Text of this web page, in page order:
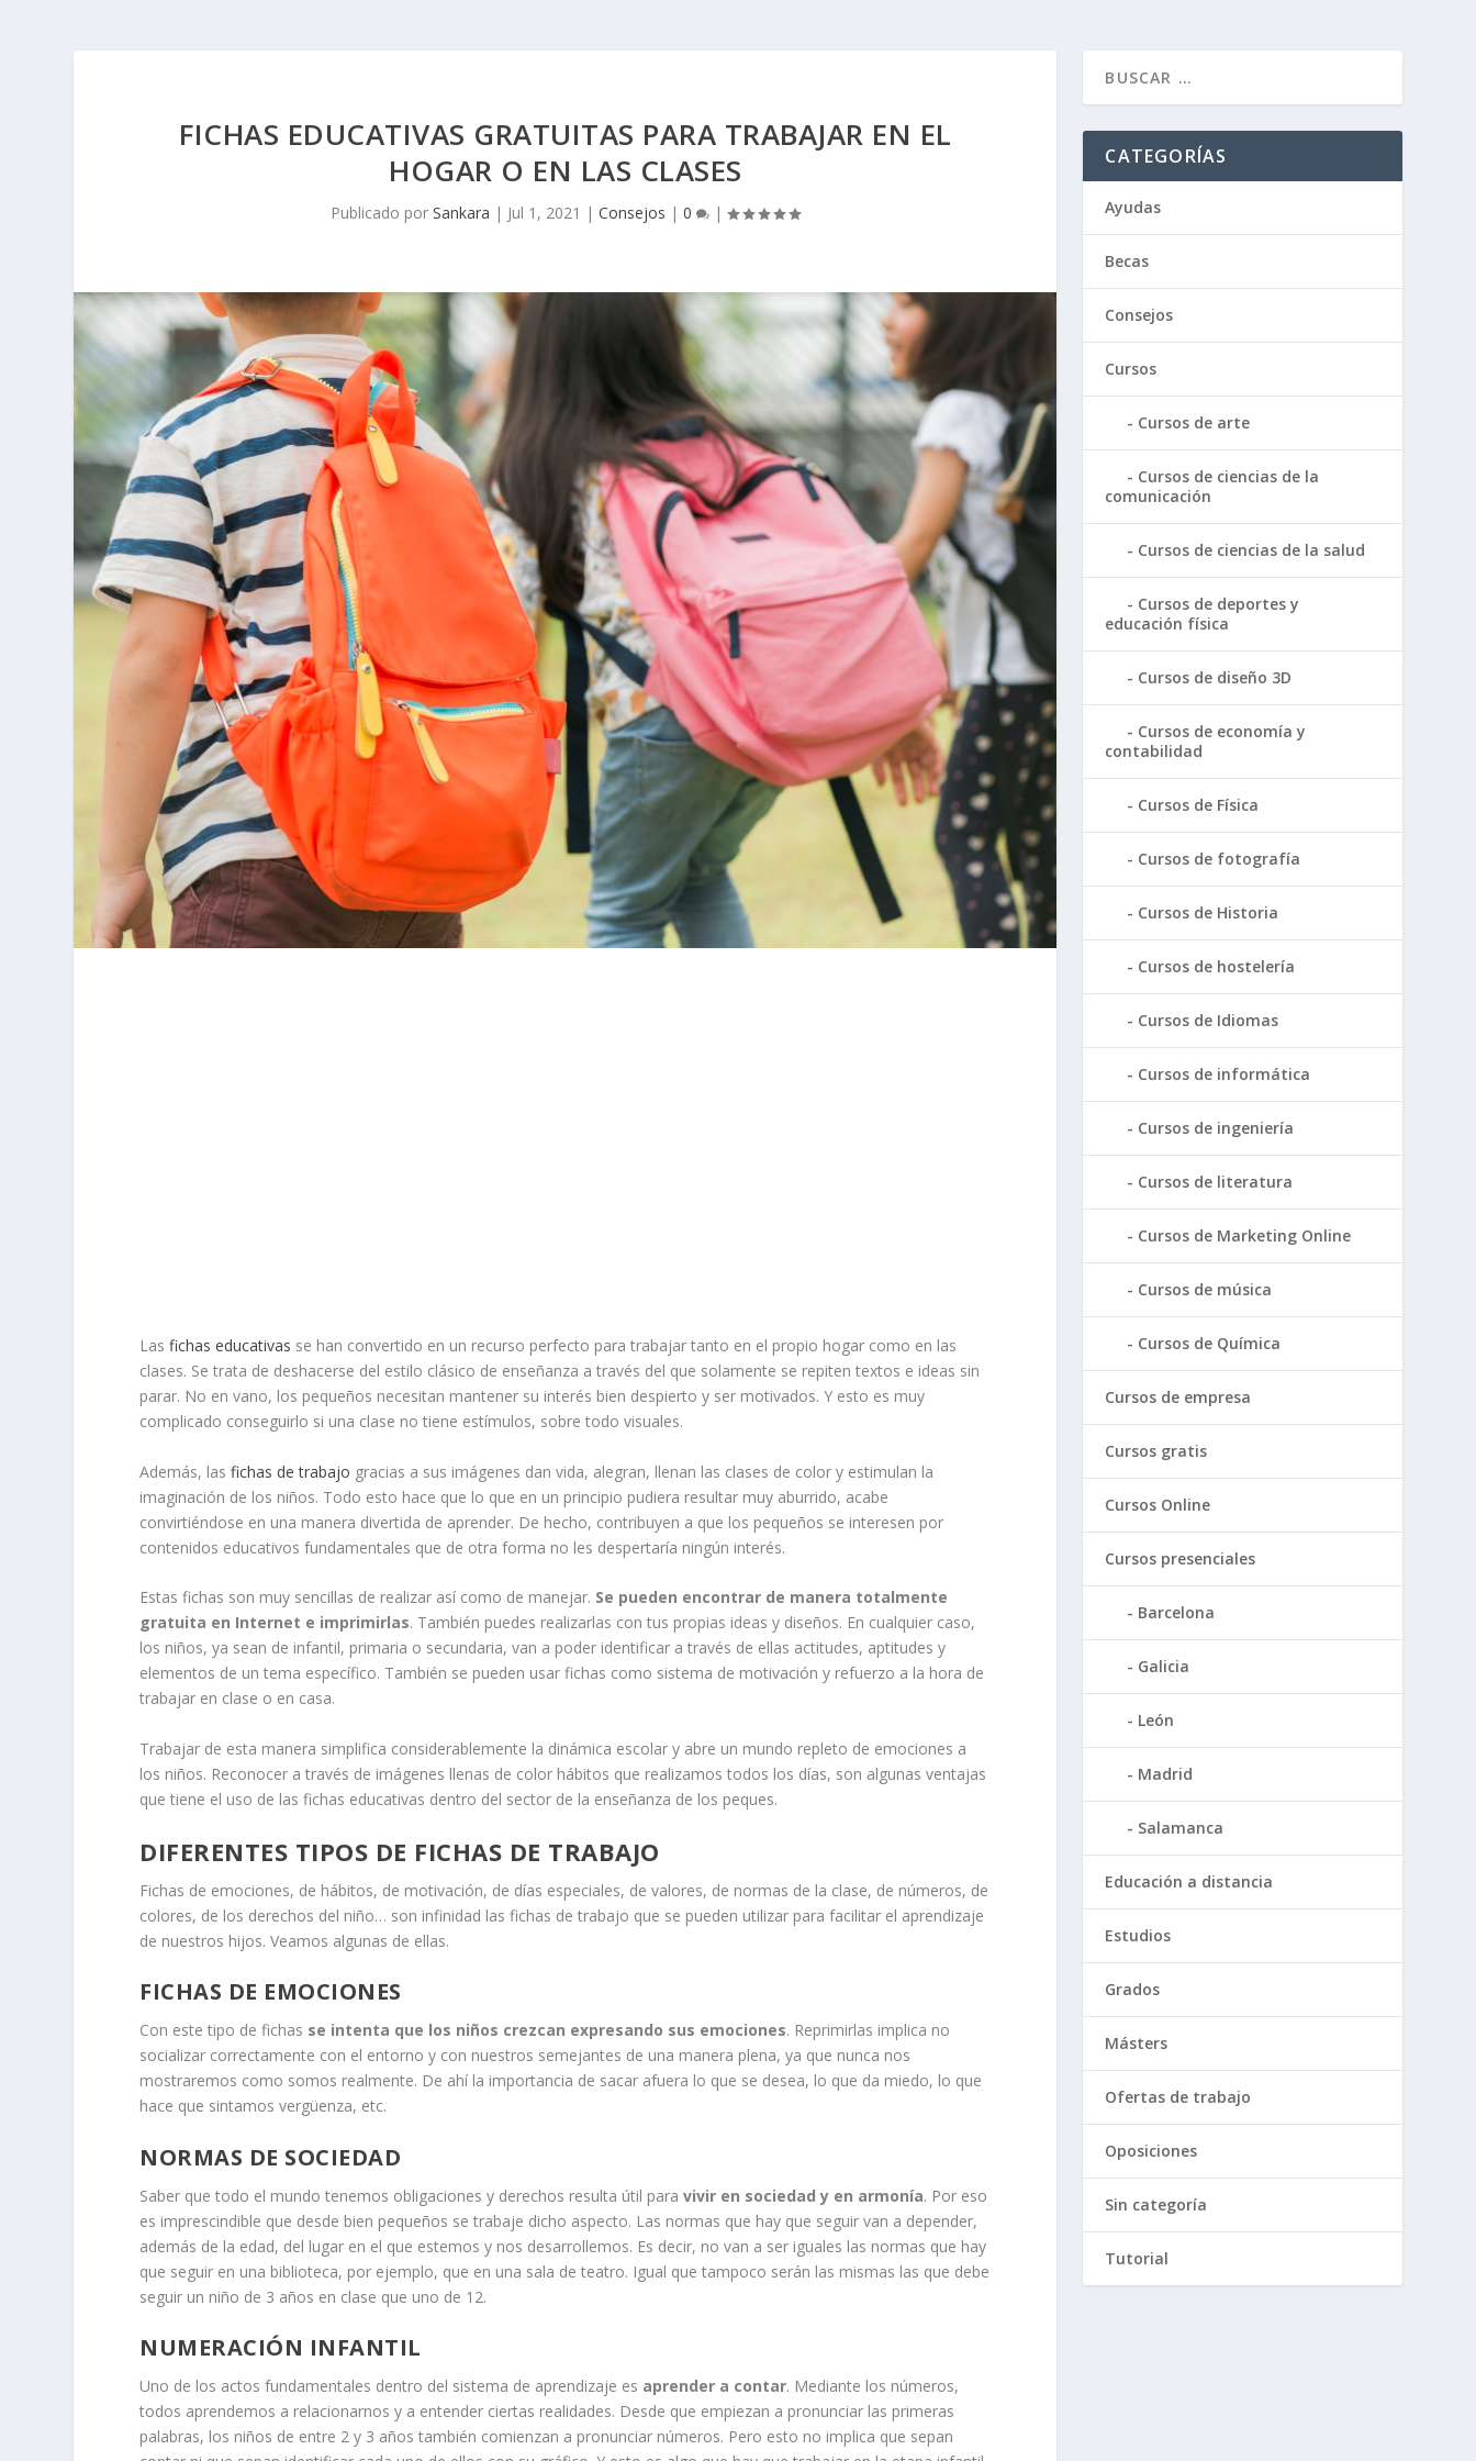
FICHAS EDUCATIVAS GRATUITAS PARA TRABAJAR EN EL
HOGAR O EN LAS CLASES
Publicado porSankara | Jul 1, 2021 |Consejos |0 |
Lasfichas educativas se han convertido en un recurso perfecto para trabajar tanto en el propio hogar como en las
clases. Se trata de deshacerse del estilo clásico de enseñanza a través del que solamente se repiten textos e ideas sin
parar. No en vano, los pequeños necesitan mantener su interés bien despierto y ser motivados. Y esto es muy
complicado conseguirlo si una clase no tiene estímulos, sobre todo visuales.
Además, lasfichas de trabajo gracias a sus imágenes dan vida, alegran, llenan las clases de color y estimulan la
imaginación de los niños. Todo esto hace que lo que en un principio pudiera resultar muy aburrido, acabe
convirtiéndose en una manera divertida de aprender. De hecho, contribuyen a que los pequeños se interesen por
contenidos educativos fundamentales que de otra forma no les despertaría ningún interés.
Estas fichas son muy sencillas de realizar así como de manejar. Se pueden encontrar de manera totalmente
gratuita en Internet e imprimirlas. También puedes realizarlas con tus propias ideas y diseños. En cualquier caso,
los niños, ya sean de infantil, primaria o secundaria, van a poder identificar a través de ellas actitudes, aptitudes y
elementos de un tema específico. También se pueden usar fichas como sistema de motivación y refuerzo a la hora de
trabajar en clase o en casa.
Trabajar de esta manera simplifica considerablemente la dinámica escolar y abre un mundo repleto de emociones a
los niños. Reconocer a través de imágenes llenas de color hábitos que realizamos todos los días, son algunas ventajas
que tiene el uso de las fichas educativas dentro del sector de la enseñanza de los peques.
DIFERENTES TIPOS DE FICHAS DE TRABAJO
Fichas de emociones, de hábitos, de motivación, de días especiales, de valores, de normas de la clase, de números, de
colores, de los derechos del niño… son infinidad las fichas de trabajo que se pueden utilizar para facilitar el aprendizaje
de nuestros hijos. Veamos algunas de ellas.
FICHAS DE EMOCIONES
Con este tipo de fichas se intenta que los niños crezcan expresando sus emociones. Reprimirlas implica no
socializar correctamente con el entorno y con nuestros semejantes de una manera plena, ya que nunca nos
mostraremos como somos realmente. De ahí la importancia de sacar afuera lo que se desea, lo que da miedo, lo que
hace que sintamos vergüenza, etc.
NORMAS DE SOCIEDAD
Saber que todo el mundo tenemos obligaciones y derechos resulta útil paravivir en sociedad y en armonía. Por eso
es imprescindible que desde bien pequeños se trabaje dicho aspecto. Las normas que hay que seguir van a depender,
además de la edad, del lugar en el que estemos y nos desarrollemos. Es decir, no van a ser iguales las normas que hay
que seguir en una biblioteca, por ejemplo, que en una sala de teatro. Igual que tampoco serán las mismas las que debe
seguir un niño de 3 años en clase que uno de 12.
NUMERACIÓN INFANTIL
Uno de los actos fundamentales dentro del sistema de aprendizaje es aprender a contar. Mediante los números,
todos aprendemos a relacionarnos y a entender ciertas realidades. Desde que empiezan a pronunciar las primeras
palabras, los niños de entre 2 y 3 años también comienzan a pronunciar números. Pero esto no implica que sepan
CATEGORÍAS
Ayudas
Becas
Consejos
Cursos
Cursos de arte
Cursos de ciencias de la
comunicación
Cursos de ciencias de la salud
Cursos de deportes y
educación física
Cursos de diseño 3D
Cursos de economía y
contabilidad
Cursos de Física
Cursos de fotografía
Cursos de Historia
Cursos de hostelería
Cursos de Idiomas
Cursos de informática
Cursos de ingeniería
Cursos de literatura
Cursos de Marketing Online
Cursos de música
Cursos de Química
Cursos de empresa
Cursos gratis
Cursos Online
Cursos presenciales
Barcelona
Galicia
León
Madrid
Salamanca
Educación a distancia
Estudios
Grados
Másters
Ofertas de trabajo
Oposiciones
Sin categoría
Tutorial